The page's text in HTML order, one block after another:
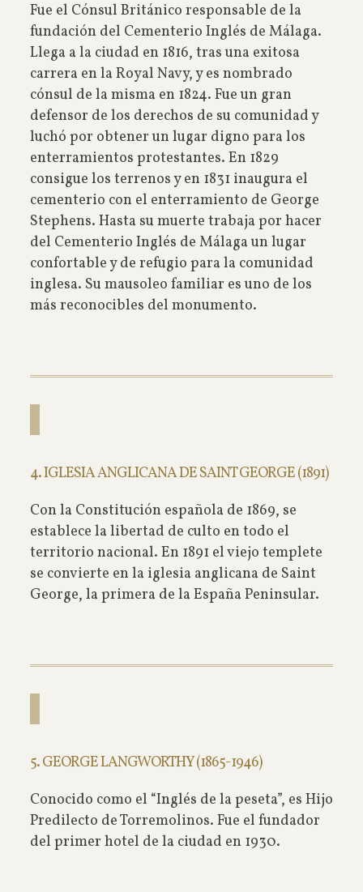
Fue el Cónsul Británico responsable de la
fundación del Cementerio Inglés de Málaga.
Llega a la ciudad en 1816, tras una exitosa
carrera en la Royal Navy, y es nombrado
cónsul de la misma en 1824. Fue un gran
defensor de los derechos de su comunidad y
luchó por obtener un lugar digno para los
enterramientos protestantes. En 1829
consigue los terrenos y en 1831 inaugura el
cementerio con el enterramiento de George
Stephens. Hasta su muerte trabaja por hacer
del Cementerio Inglés de Málaga un lugar
confortable y de refugio para la comunidad
inglesa. Su mausoleo familiar es uno de los
más reconocibles del monumento.
4. IGLESIA ANGLICANA DE SAINT GEORGE (1891)
Con la Constitución española de 1869, se
establece la libertad de culto en todo el
territorio nacional. En 1891 el viejo templete
se convierte en la iglesia anglicana de Saint
George, la primera de la España Peninsular.
5. GEORGE LANGWORTHY (1865-1946)
Conocido como el “Inglés de la peseta”, es Hijo
Predilecto de Torremolinos. Fue el fundador
del primer hotel de la ciudad en 1930.